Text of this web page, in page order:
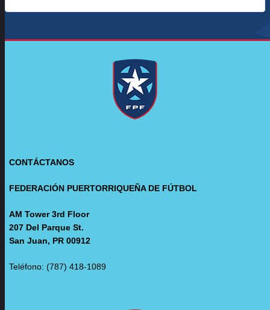
CONTÁCTANOS
FEDERACIÓN PUERTORRIQUEÑA DE FÚTBOL
AM Tower 3rd Floor
207 Del Parque St.
San Juan, PR 00912
Teléfono: (787) 418-1089